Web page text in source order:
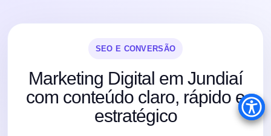
SEO E CONVERSÃO
Marketing Digital em Jundiaí
com conteúdo claro, rápido e
estratégico